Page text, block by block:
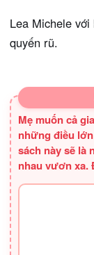
Lea Michele
quyến rũ.
Mẹ muốn cả
những điều
sách này sẽ là
nhau vươn xa.